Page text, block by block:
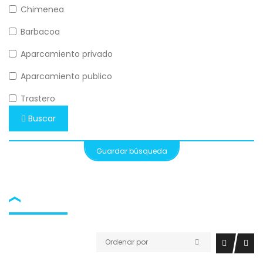
Chimenea
Barbacoa
Aparcamiento privado
Aparcamiento publico
Trastero
Buscar
Guardar búsqueda
Ordenar por